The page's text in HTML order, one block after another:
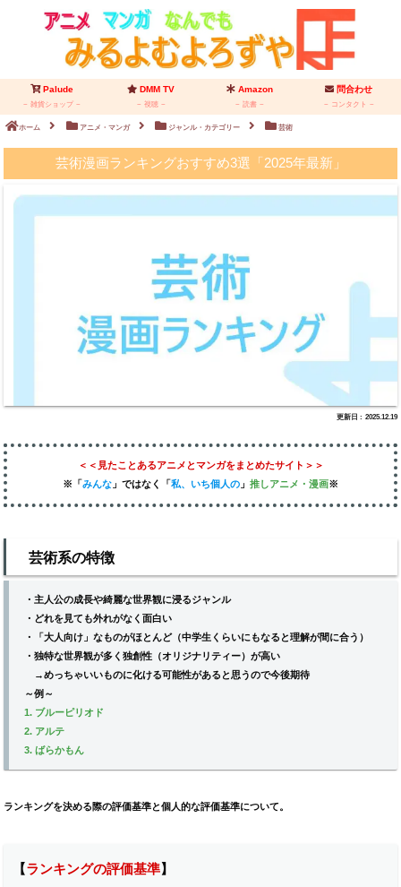
Palude
雑貨ショップ
DMM TV
視聴
Amazon
読書
問合わせ
コンタクト
ホーム アニメ・マンガ ジャンル・カテゴリー 芸術
芸術漫画ランキングおすすめ3選「2025年最新」
2025.12.19
＜＜見たことあるアニメとマンガをまとめたサイト＞＞
※「 みんな 」 ではなく 「 私、いち個人の 」 推しアニメ ・漫画※
芸術系の特徴
・主人公の成長や綺麗な世界観に浸るジャンル
・ どれを見ても外れがなく面白い
・「大人向け」なものがほとんど（中学生くらいにもなると理解が間に合う）
・独特な世界観が多く独創性（オリジナリティー）が高い
→めっちゃいいものに化ける可能性があると思うので今後期待
～例～
1. ブルーピリオド
2. アルテ
3. ばらかもん
ランキングを決める際の評価基準と個人的な評価基準について。
【ランキングの評価基準】